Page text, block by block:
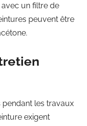
un filtre de
peuvent être
pendant les travaux
exigent